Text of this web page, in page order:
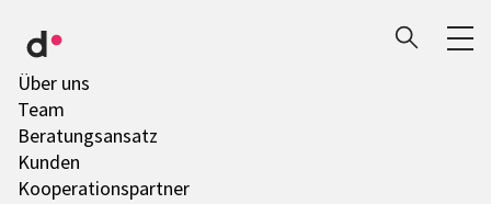
Über uns
Team
Bera­tungs­an­satz
Kunden
Koope­ra­ti­ons­part­ner